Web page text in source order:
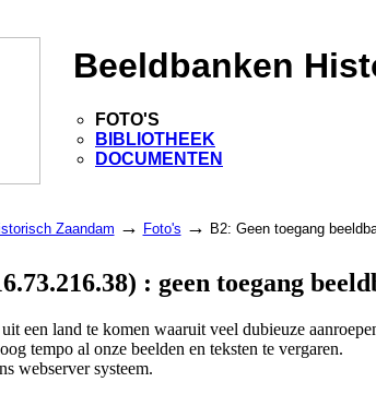
Beeldbanken
FOTO'S
BIBLIOTHEEK
DOCUMENTEN
Zaandam → Foto's → B2: Geen toegang
: geen toegang
een land te komen waaruit veel dubieuze
tempo al onze beelden en teksten te vergaren.
webserver systeem.